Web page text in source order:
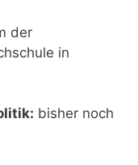
der
in
bisher noch